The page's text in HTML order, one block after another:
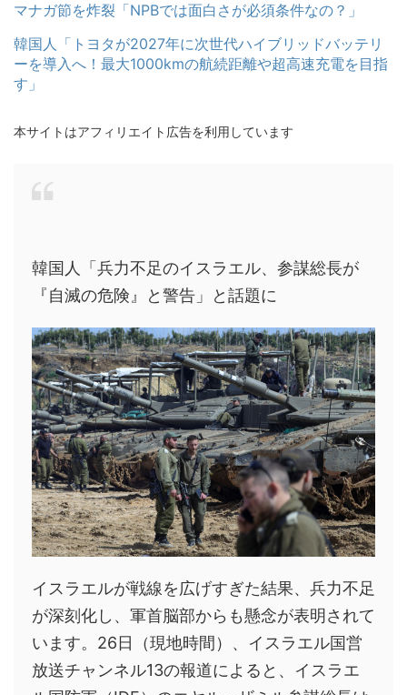
マナガ節を炸裂「NPBでは面白さが必須条件なの？」
韓国人「トヨタが2027年に次世代ハイブリッドバッテリ
ーを導入へ！最大1000kmの航続距離や超高速充電を目指
す」
本サイトはアフィリエイト広告を利用しています
韓国人「兵力不足のイスラエル、参謀総長が
『自滅の危険』と警告」と話題に
イスラエルが戦線を広げすぎた結果、兵力不足
が深刻化し、軍首脳部からも懸念が表明されて
います。26日（現地時間）、イスラエル国営
放送チャンネル13の報道によると、イスラエ